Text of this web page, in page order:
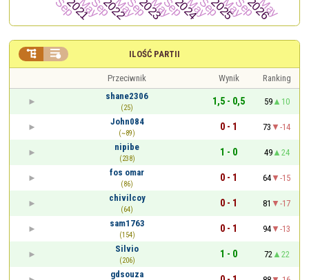
ILOŚĆ PARTII
 
Przeciwnik Wynik
Ranking
shane2306
(25)
1,5 - 0,5 59
10
John084
(~89)
0 - 1 73
-14
nipibe
(238)
1 - 0 49
24
fos omar
(86)
0 - 1 64
-15
chivilcoy
(64)
0 - 1 81
-17
sam1763
(154)
0 - 1 94
-13
Silvio
(206)
1 - 0 72
22
gdsouza